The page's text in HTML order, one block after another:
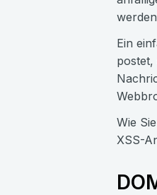
Ein
postet,
Wie
XSS-